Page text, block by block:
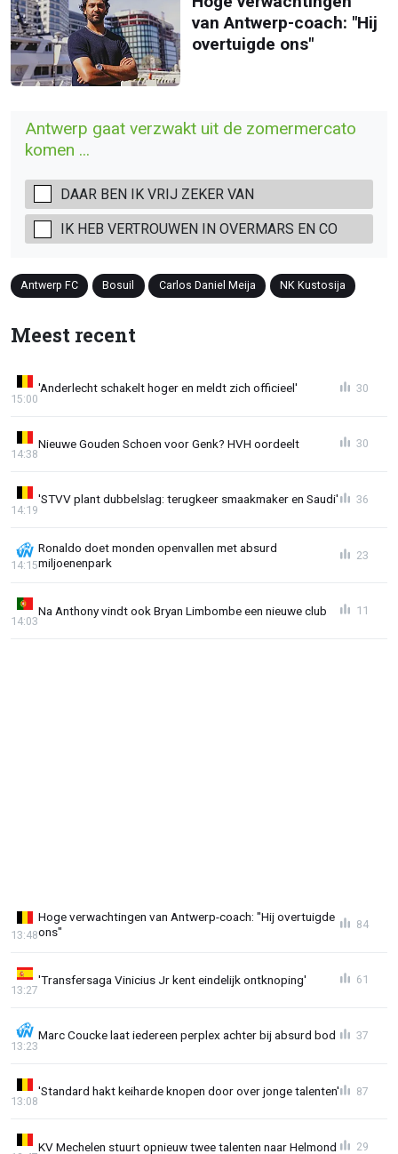
van Antwerp-coach: "Hij
overtuigde ons"
Antwerp gaat verzwakt uit de zomermercato
komen ...
DAAR BEN IK VRIJ ZEKER VAN
IK HEB VERTROUWEN IN OVERMARS EN CO
Antwerp FC Bosuil Carlos Daniel Meija NK Kustosija
Meest recent
'Anderlecht schakelt hoger en meldt zich officieel'
15:00
30
Nieuwe Gouden Schoen voor Genk? HVH oordeelt
14:38
30
'STVV plant dubbelslag: terugkeer smaakmaker en Saudi'
14:19
36
Ronaldo doet monden openvallen met absurd
miljoenenpark
14:15
23
Na Anthony vindt ook Bryan Limbombe een nieuwe club
14:03
11
Hoge verwachtingen van Antwerp-coach: "Hij overtuigde
ons"
13:48
84
'Transfersaga Vinicius Jr kent eindelijk ontknoping'
13:27
61
Marc Coucke laat iedereen perplex achter bij absurd bod
13:23
37
'Standard hakt keiharde knopen door over jonge talenten'
13:08
87
KV Mechelen stuurt opnieuw twee talenten naar Helmond 29